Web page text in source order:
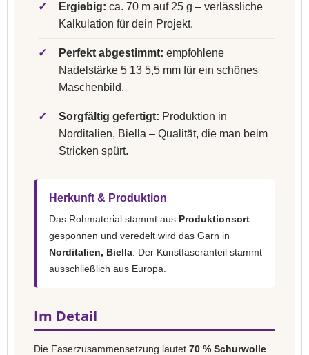
✓ Ergiebig: ca. 70 m auf 25 g – verlässliche
Kalkulation für dein Projekt.
✓ Perfekt abgestimmt: empfohlene
Nadelstärke 5 13 5,5 mm für ein schönes
Maschenbild.
✓ Sorgfältig gefertigt: Produktion in
Norditalien, Biella – Qualität, die man beim
Stricken spürt.
Herkunft & Produktion
Das Rohmaterial stammt aus Produktionsort –
gesponnen und veredelt wird das Garn in
Norditalien, Biella . Der Kunstfaseranteil stammt
ausschließlich aus Europa.
Im Detail
Die Faserzusammensetzung lautet 70 % Schurwolle